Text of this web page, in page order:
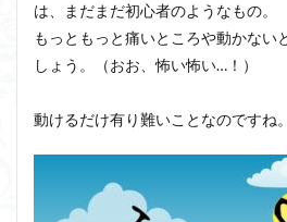
は、まだまだ初心者のようなもの。
もっともっと痛いところや動かない
しょう。（おお、怖い怖い…！）
動けるだけ有り難いことなのですね。